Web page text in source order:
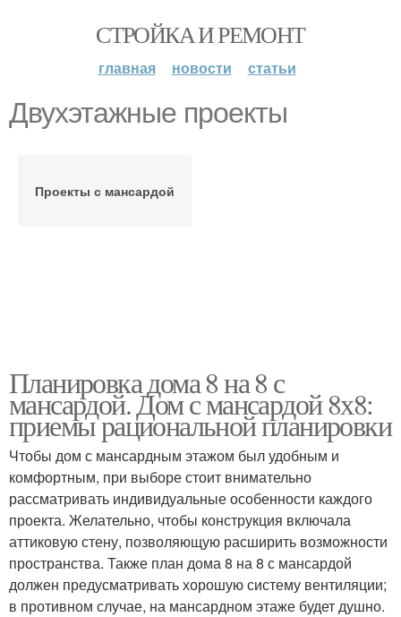
СТРОЙКА И РЕМОНТ
главная новости статьи
Двухэтажные проекты
Проекты с мансардой
Планировка дома 8 на 8 с
мансардой. Дом с мансардой 8х8:
приемы рациональной планировки
Чтобы дом с мансардным этажом был удобным и
комфортным, при выборе стоит внимательно
рассматривать индивидуальные особенности каждого
проекта. Желательно, чтобы конструкция включала
аттиковую стену, позволяющую расширить возможности
пространства. Также план дома 8 на 8 с мансардой
должен предусматривать хорошую систему вентиляции;
в противном случае, на мансардном этаже будет душно.